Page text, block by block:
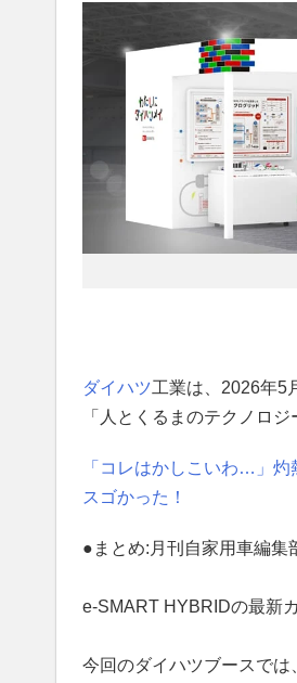
ダイハツ工業は、2026年5
「人とくるまのテクノロ
「コレはかしこいわ…」
スゴかった！
●まとめ:月刊自家用車編集
e-SMART HYBRIDの最新
今回のダイハツブースで